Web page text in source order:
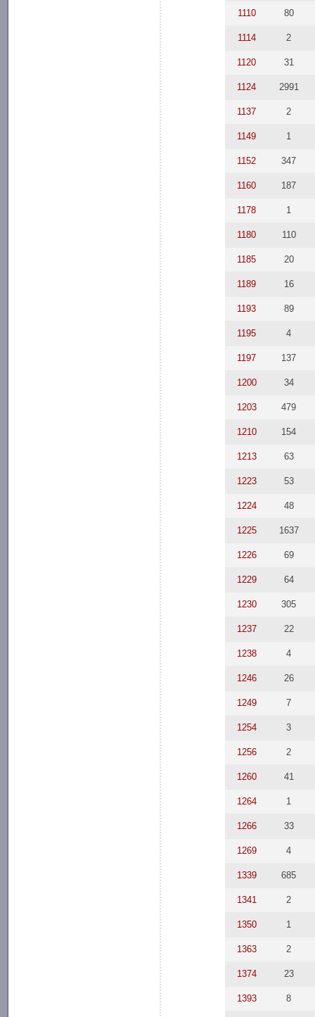
1110 80
1114 2
1120 31
1124 2991
1137 2
1149 1
1152 347
1160 187
1178 1
1180 110
1185 20
1189 16
1193 89
1195 4
1197 137
1200 34
1203 479
1210 154
1213 63
1223 53
1224 48
1225 1637
1226 69
1229 64
1230 305
1237 22
1238 4
1246 26
1249 7
1254 3
1256 2
1260 41
1264 1
1266 33
1269 4
1339 685
1341 2
1350 1
1363 2
1374 23
1393 8